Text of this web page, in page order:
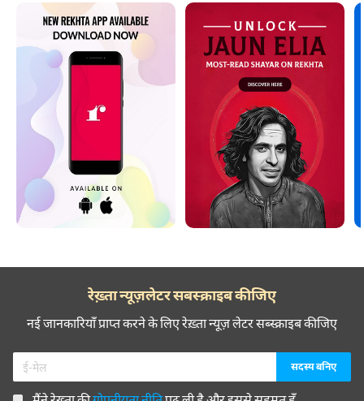
रेख़्ता न्यूज़लेटर सबस्क्राइब कीजिए
नई जानकारियाँ प्राप्त करने के लिए रेख़्ता न्यूज़ लेटर सब्स्क्राइब कीजिए